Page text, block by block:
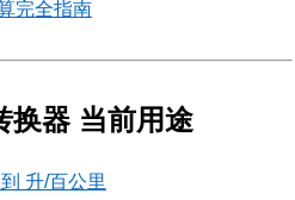
完全指南
换器 当前用途
升/百公里